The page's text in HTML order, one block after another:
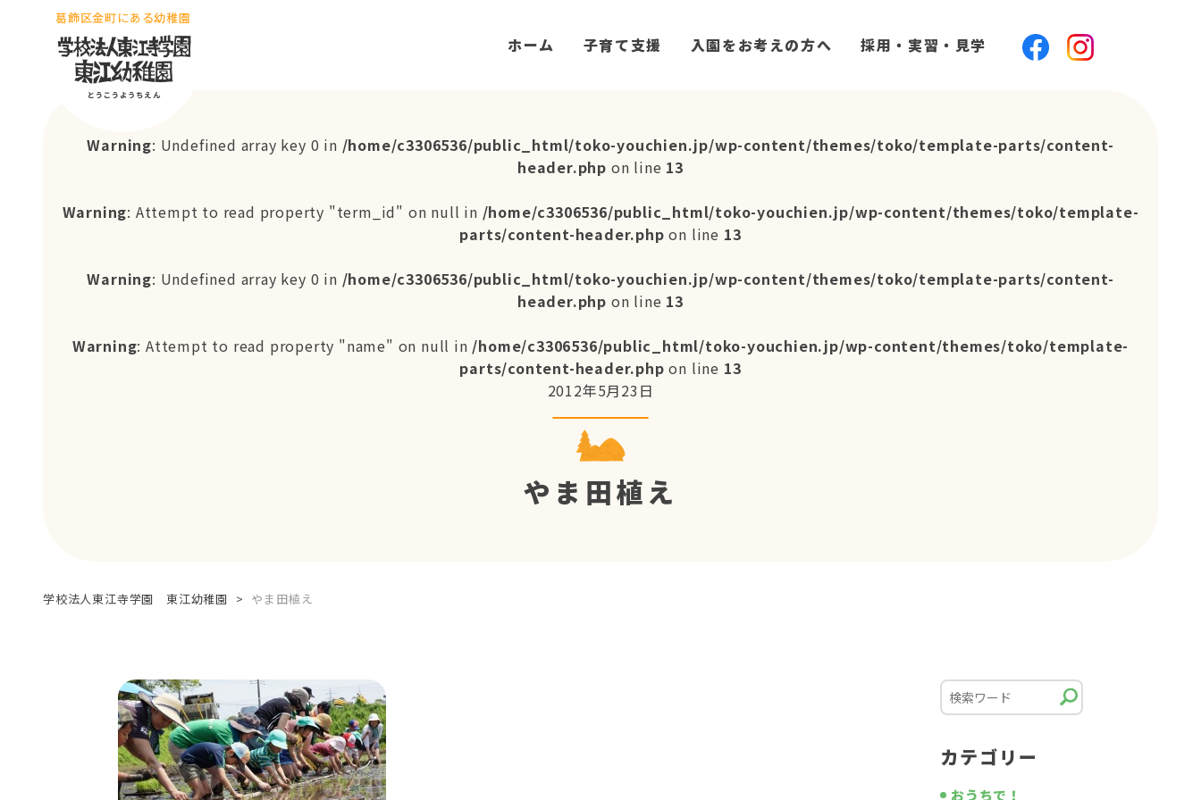
葛飾区金町にある幼稚園
ホーム 子育て支援 入園をお考えの方へ 採用・実習・見学
Warning: Undefined array key 0 in /home/c3306536/public_html/toko-youchien.jp/wp-content/themes/toko/template-parts/content-
header.php on line 13
Warning: Attempt to read property "term_id" on null in /home/c3306536/public_html/toko-youchien.jp/wp-content/themes/toko/template-
parts/content-header.php on line 13
Warning: Undefined array key 0 in /home/c3306536/public_html/toko-youchien.jp/wp-content/themes/toko/template-parts/content-
header.php on line 13
Warning: Attempt to read property "name" on null in /home/c3306536/public_html/toko-youchien.jp/wp-content/themes/toko/template-
parts/content-header.php on line 13
2012年5月23日
やま田植え
学校法人東江寺学園 東江幼稚園 > やま田植え
カテゴリー
おうちで！